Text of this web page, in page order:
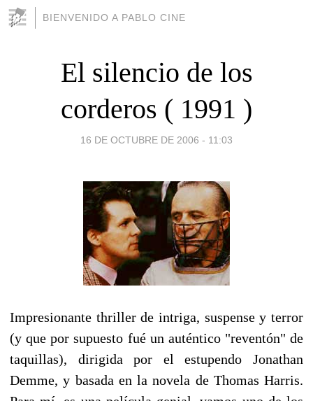
BIENVENIDO A PABLO CINE
El silencio de los
corderos ( 1991 )
16 DE OCTUBRE DE 2006 - 11:03
Impresionante thriller de intriga, suspense y terror
(y que por supuesto fué un auténtico "reventón" de
taquillas), dirigida por el estupendo Jonathan
Demme, y basada en la novela de Thomas Harris.